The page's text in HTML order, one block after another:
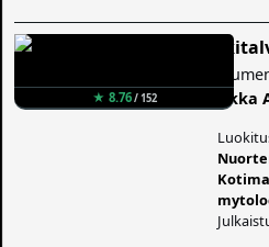
★ 8.76/ 152
Ilkka